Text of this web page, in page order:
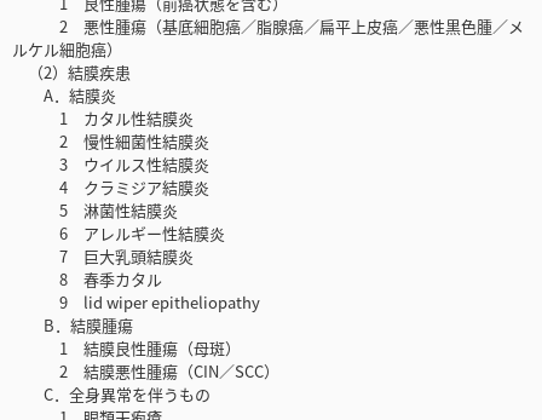
2 悪性腫瘍（基底細胞癌／脂腺癌／扁平上皮癌／悪性黒色腫／メ
ルケル細胞癌）
（2）結膜疾患
A．結膜炎
1 カタル性結膜炎
2 慢性細菌性結膜炎
3 ウイルス性結膜炎
4 クラミジア結膜炎
5 淋菌性結膜炎
6 アレルギー性結膜炎
7 巨大乳頭結膜炎
8 春季カタル
9 lid wiper epitheliopathy
B．結膜腫瘍
1 結膜良性腫瘍（母斑）
2 結膜悪性腫瘍（CIN／SCC）
C．全身異常を伴うもの